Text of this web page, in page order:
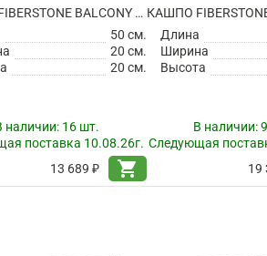
КАШПО FIBERSTONE BALCONY S, TAUPE
50 см.
20 см.
20 см.
наличии: 16 шт.
поставка 10.08.26г.
13 689 ₽
shopping_cart
Длина
Ширина
Высота
В наличии:
Следующая
19